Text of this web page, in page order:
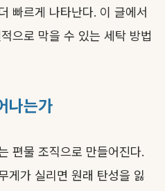
빠르게 나타난다. 이 글에서
으로 막을 수 있는 세탁 방법
나는가
편물 조직으로 만들어진다.
게가 실리면 원래 탄성을 잃